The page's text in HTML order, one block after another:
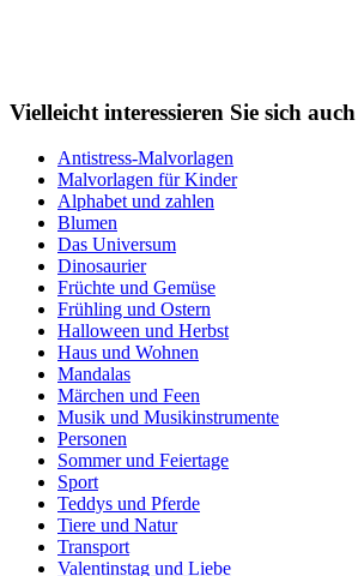
Transport
Valentinstag und Liebe
Winter und Weihnachten
Nezaradené
Unkategorisiert
Vielleicht interessieren Sie sich
Antistress-Malvorlagen
Malvorlagen für Kinder
Alphabet und zahlen
Blumen
Das Universum
Dinosaurier
Früchte und Gemüse
Frühling und Ostern
Halloween und Herbst
Haus und Wohnen
Mandalas
Märchen und Feen
Musik und Musikinstrumente
Personen
Sommer und Feiertage
Sport
Teddys und Pferde
Tiere und Natur
Transport
Valentinstag und Liebe